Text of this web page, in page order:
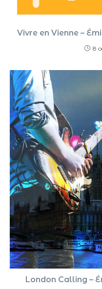
Vivre en Vienne –
8
London Calling –